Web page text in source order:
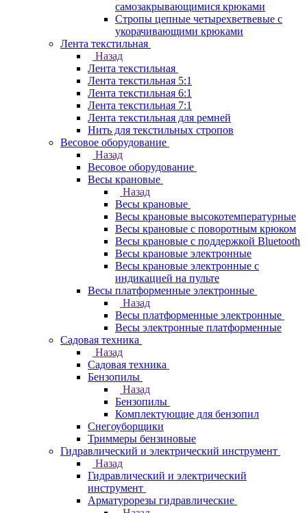
самозакрывающимися крюками
Стропы цепные четырехветвевые с
укорачивающими крюками
Лента текстильная
Назад
Лента текстильная
Лента текстильная 5:1
Лента текстильная 6:1
Лента текстильная 7:1
Лента текстильная для ремней
Нить для текстильных стропов
Весовое оборудование
Назад
Весовое оборудование
Весы крановые
Назад
Весы крановые
Весы крановые высокотемпературные
Весы крановые с поворотным крюком
Весы крановые с поддержкой Bluetooth
Весы крановые электронные
Весы крановые электронные с
индикацией на пульте
Весы платформенные электронные
Назад
Весы платформенные электронные
Весы электронные платформенные
Садовая техника
Назад
Садовая техника
Бензопилы
Назад
Бензопилы
Комплектующие для бензопил
Снегоуборщики
Триммеры бензиновые
Гидравлический и электрический инструмент
Назад
Гидравлический и электрический
инструмент
Арматурорезы гидравлические